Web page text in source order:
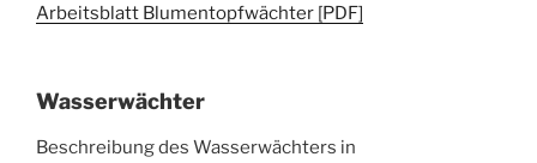
Arbeitsblatt Blumentopfwächter [PDF]
Wasserwächter
Beschreibung des Wasserwächters in